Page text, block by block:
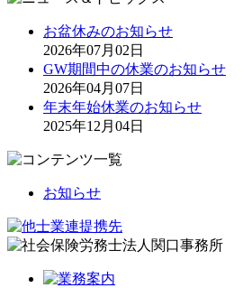
お盆休みのお知らせ
2026年07月02日
GW期間中の休業のお知らせ
2026年04月07日
年末年始休業のお知らせ
2025年12月04日
お知らせ